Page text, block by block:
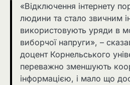
«Відключення інтернету
людини та стало звичним
використовують уряди в
виборчої напруги», –
доцент Корнельського
переважно зменшують
інформацією, і мало що